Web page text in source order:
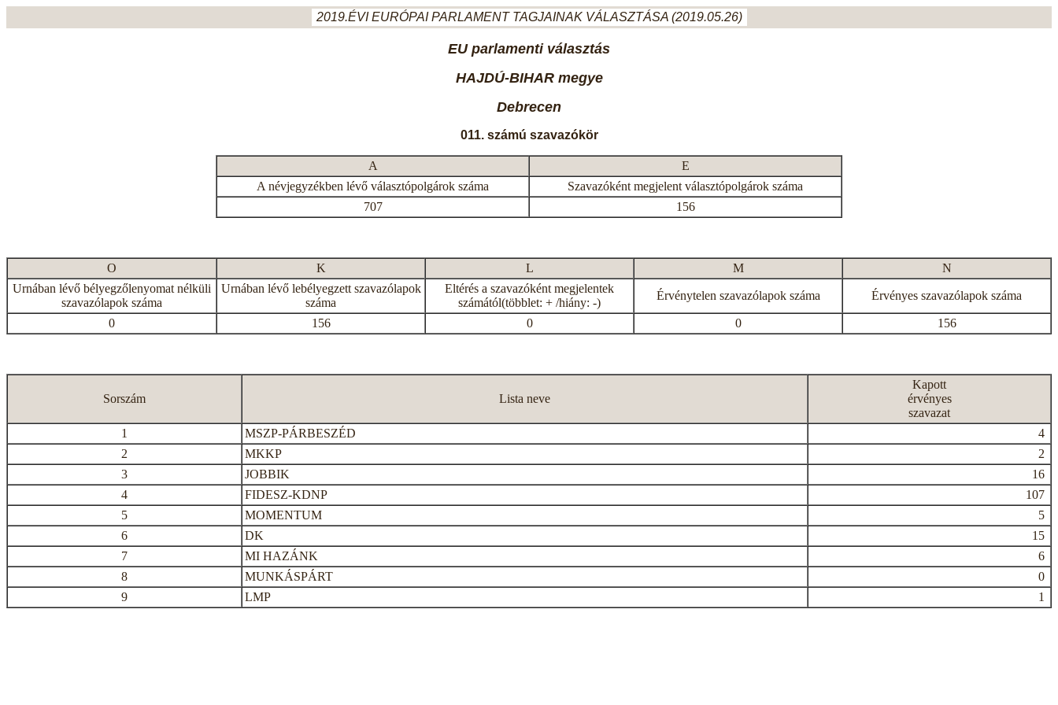
2019.ÉVI EURÓPAI PARLAMENT TAGJAINAK VÁLASZTÁSA (2019.05.26)
EU parlamenti választás
HAJDÚ-BIHAR megye
Debrecen
011. számú szavazókör
A
E
A névjegyzékben lévő választópolgárok száma
Szavazóként megjelent választópolgárok száma
707
156
O K L M
N
Urnában lévő bélyegzőlenyomat nélküli
szavazólapok száma
Urnában lévő lebélyegzett szavazólapok
száma
Eltérés a szavazóként megjelentek
számától(többlet: + /hiány: -)
Érvénytelen szavazólapok száma Érvényes szavazólapok száma
0 156 0 0 156
Sorszám Lista neve
Kapott
érvényes
szavazat
1
MSZP-PÁRBESZÉD
4
2
MKKP
2
3
JOBBIK
16
4
FIDESZ-KDNP
107
5
MOMENTUM
5
6
DK
15
7
MI HAZÁNK
6
8
MUNKÁSPÁRT
0
9
LMP 1